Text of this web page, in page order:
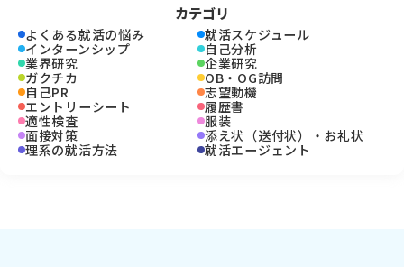
カテゴリ
よくある就活の悩み
就活スケジュール
インターンシップ
自己分析
業界研究
企業研究
ガクチカ
OB・OG訪問
自己PR
志望動機
エントリーシート
履歴書
適性検査
服装
面接対策
添え状（送付状）・お礼状
理系の就活方法
就活エージェント